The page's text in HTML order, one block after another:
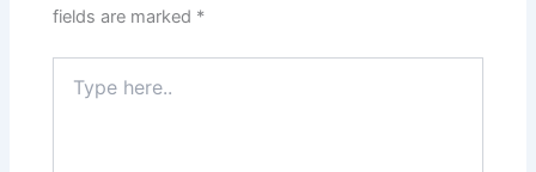
fields are marked *
here..